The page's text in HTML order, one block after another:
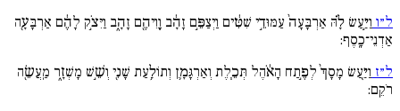
ל״ו וַיַּ֣עַשׂ לָ֗הּ אַרְבָּעָה֙ עַמּוּדֵ֣י שִׁטִּ֔ים וַיְצַפֵּ֣ם זָהָ֔ב וָֽוֵיהֶ֖ם זָהָ֑ב וַיִּצֹ֣ק לָהֶ֔ם אַרְבָּעָ֖ה
אַדְנֵי־כָֽסֶף:
ל״ז וַיַּ֤עַשׂ מָסָךְ֙ לְפֶ֣תַח הָאֹ֔הֶל תְּכֵ֧לֶת וְאַרְגָּמָ֛ן וְתוֹלַ֥עַת שָׁנִ֖י וְשֵׁ֣שׁ מָשְׁזָ֑ר מַֽעֲשֵׂ֖ה
רֹקֵֽם: